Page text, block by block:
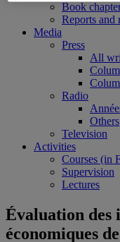
Book
Reports and
Media
Press
All
Radio
Others
Television
Activities
Courses (in
Supervision
Lectures
Évaluation des
économiques